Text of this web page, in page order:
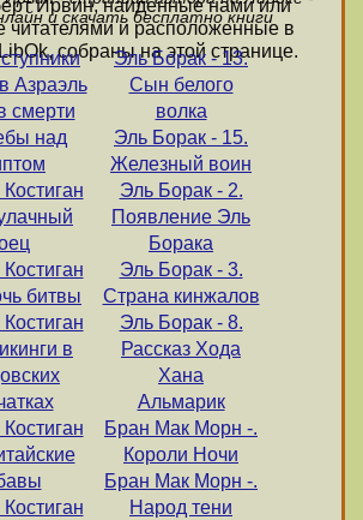
Ирвин, найденные нами или
читателями и расположенные в
собраны на этой странице.
и скачать бесплатно книги
Азраэль
смерти
над
битвы
в
Эль Борак - 13.
Сын белого
волка
Эль Борак - 15.
Железный воин
Эль Борак - 2.
Появление Эль
Борака
Эль Борак - 3.
Страна кинжалов
Эль Борак - 8.
Рассказ Хода
Хана
Альмарик
Бран Мак Морн -.
Короли Ночи
Бран Мак Морн -.
Народ тени